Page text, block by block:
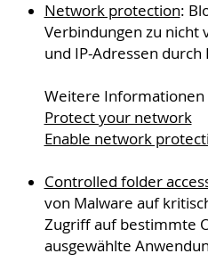
Network protection:
Verbindungen zu nicht
und IP-Adressen
Weitere Informationen
Protect your network
Enable network
Controlled folder
von Malware auf
Zugriff auf bestimmte
ausgewählte